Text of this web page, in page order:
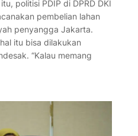
politisi PDIP di DPRD DKI
pembelian lahan
penyangga Jakarta.
itu bisa dilakukan
“Kalau memang